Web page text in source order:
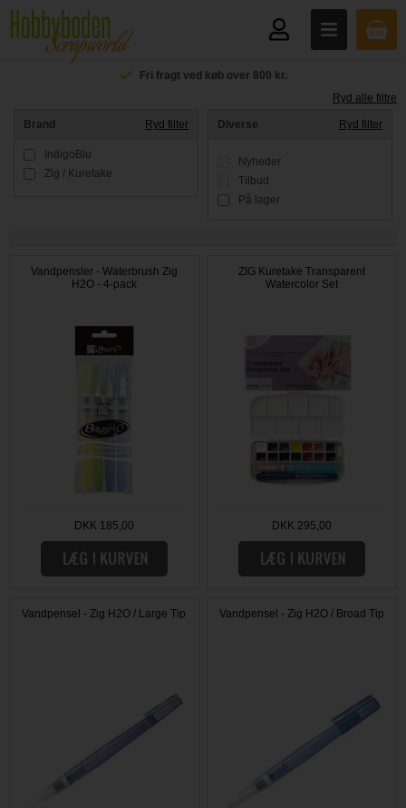
Fri fragt ved køb over 800 kr.
Ryd alle filtre
Brand Ryd filter
IndigoBlu
Zig / Kuretake
Diverse Ryd filter
Nyheder
Tilbud
På lager
Vandpensler - Waterbrush Zig
H2O - 4-pack
DKK 185,00
ZIG Kuretake Transparent
Watercolor Set
DKK 295,00
Vandpensel - Zig H2O / Large Tip Vandpensel - Zig H2O / Broad Tip